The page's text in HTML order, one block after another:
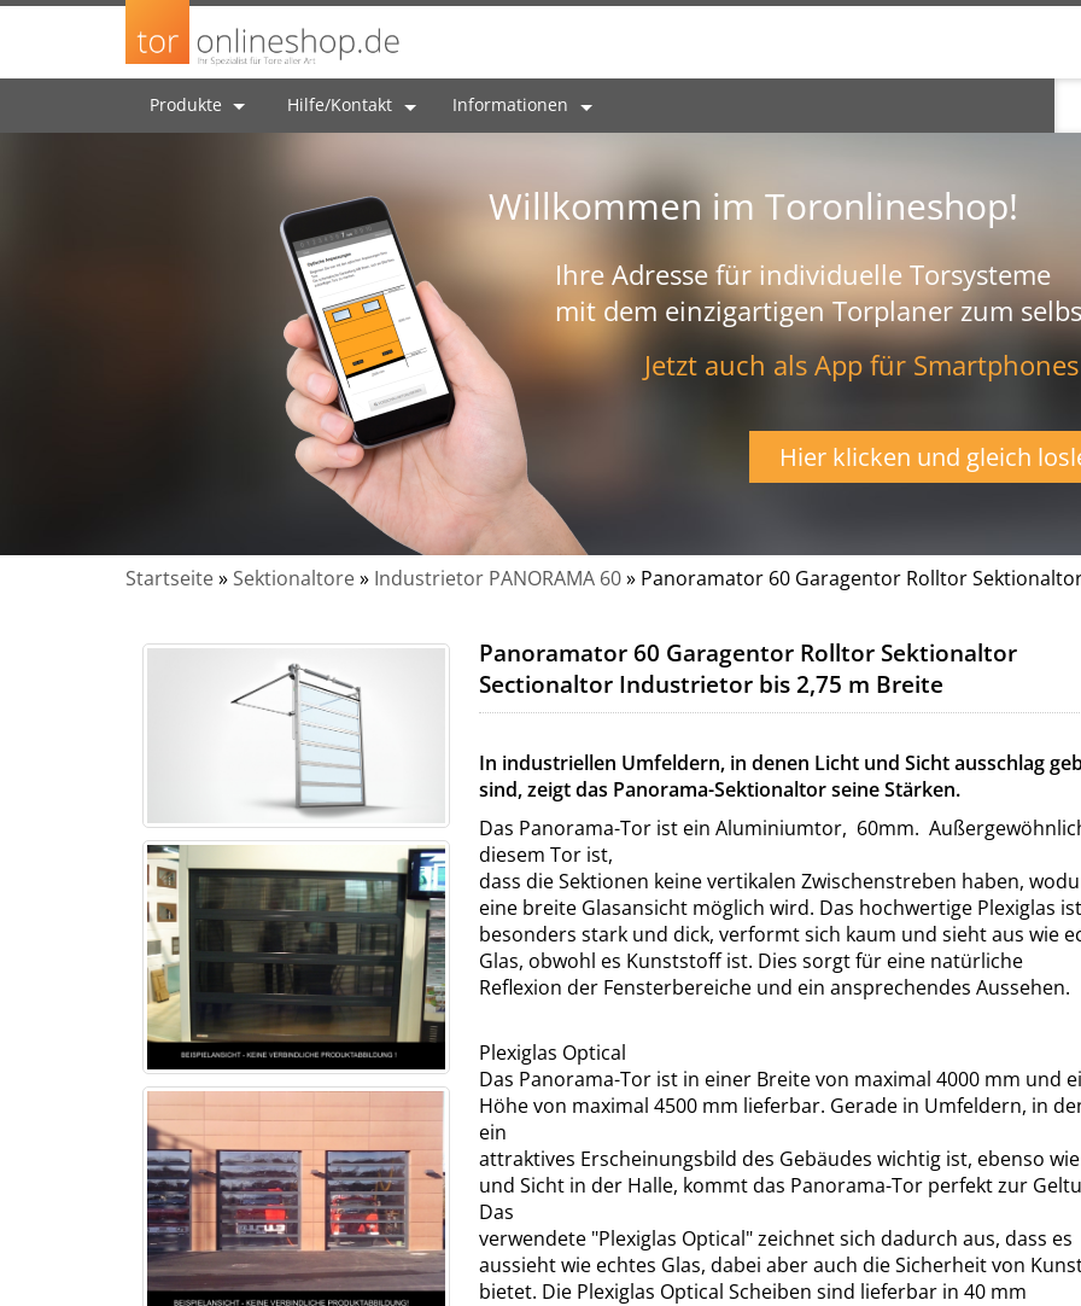
Produkte Hilfe/Kontakt Informationen
Willkommen im Toronlineshop!
Ihre Adresse für individuelle Torsysteme
mit dem einzigartigen Torplaner zum
Jetzt auch als App für
Hier klicken und gleich
Startseite» Sektionaltore» Industrietor PANORAMA 60» Panoramator 60 Garagentor Rolltor
Panoramator 60 Garagentor Rolltor Sektionaltor
Sectionaltor Industrietor bis 2,75 m Breite
In industriellen Umfeldern, in denen Licht und Sicht ausschlag­
sind, zeigt das Panorama-Sektionaltor seine Stärken.
Das Panorama-Tor ist ein Aluminiumtor, 60mm.
diesem Tor ist,
dass die Sektionen keine vertikalen Zwischenstreben haben,
eine breite Glasansicht möglich wird. Das hochwertige Plexiglas
besonders stark und dick, verformt sich kaum und sieht aus wie
Glas, obwohl es Kunststoff ist. Dies sorgt für eine natürliche
Reflexion der Fensterbereiche und ein ansprechendes Aussehen.
Plexiglas Optical
Das Panorama-Tor ist in einer Breite von maximal 4000 mm und
Höhe von maximal 4500 mm lieferbar. Gerade in Umfeldern, in
ein
attraktives Erscheinungsbild des Gebäudes wichtig ist, ebenso
und Sicht in der Halle, kommt das Panorama-Tor perfekt zur
Das
verwendete "Plexiglas Optical" zeichnet sich dadurch aus, dass es
aussieht wie echtes Glas, dabei aber auch die Sicherheit von
bietet. Die Plexiglas Optical Scheiben sind lieferbar in 40 mm